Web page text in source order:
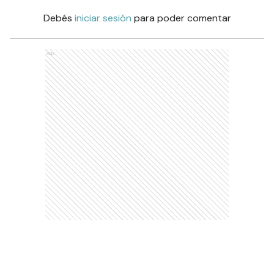
Debés iniciar sesión para poder comentar
Ads